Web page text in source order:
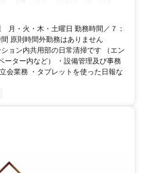
月・火・木・土曜日 勤務時間／７：
原則時間外勤務はありません
ョン内共用部の日常清掃です （エン
ーター内など） ・設備管理及び事務
会業務 ・タブレットを使った日報な